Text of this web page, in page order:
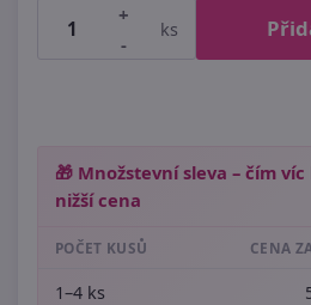
+
-
ks
🎁 Množstevní sleva – čím
nižší cena
POČET KUSŮ CENA
1–4 ks